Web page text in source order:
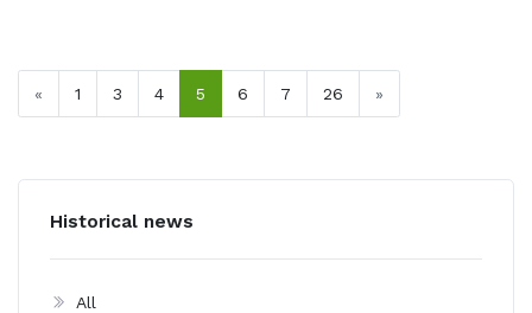
« 1 3 4 5 6 7 26 »
Historical news
All